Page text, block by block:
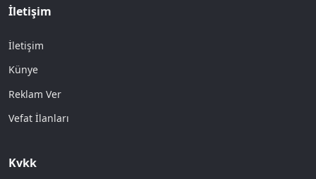
İletişim
İletişim
Künye
Reklam Ver
Vefat İlanları
Kvkk